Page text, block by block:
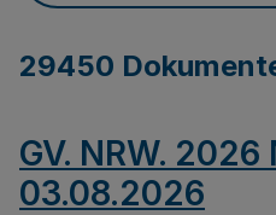
29450
GV. NRW. 2026
03.08.2026